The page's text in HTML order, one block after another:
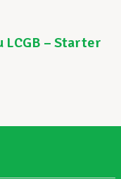
LCGB – Starter